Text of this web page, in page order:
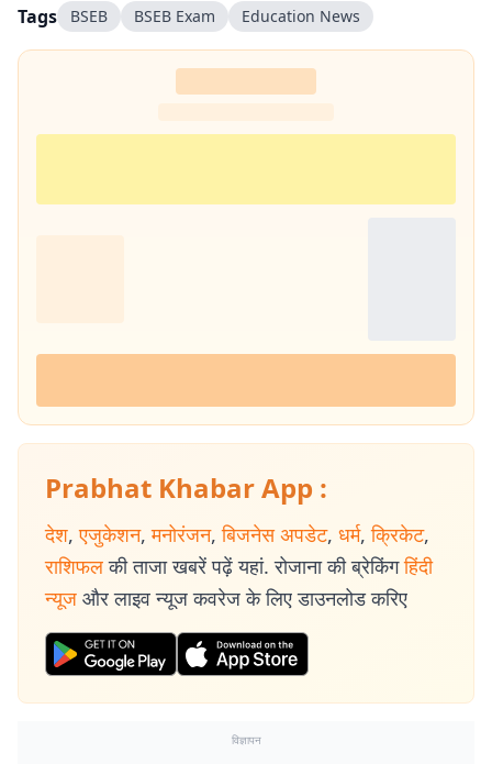
Tags BSEB BSEB Exam Education News
Prabhat Khabar App :
देश, एजुकेशन, मनोरंजन, बिजनेस अपडेट, धर्म, क्रिकेट,
राशिफल की ताजा खबरें पढ़ें यहां. रोजाना की ब्रेकिंग हिंदी
न्यूज और लाइव न्यूज कवरेज के लिए डाउनलोड करिए
विज्ञापन